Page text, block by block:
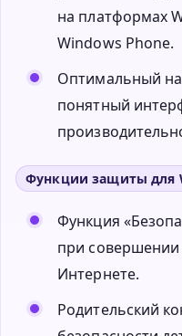
на платформах
Windows Phone.
Оптимальный
понятный
Функции защиты для
Функция
при
Интернете.
Родительский